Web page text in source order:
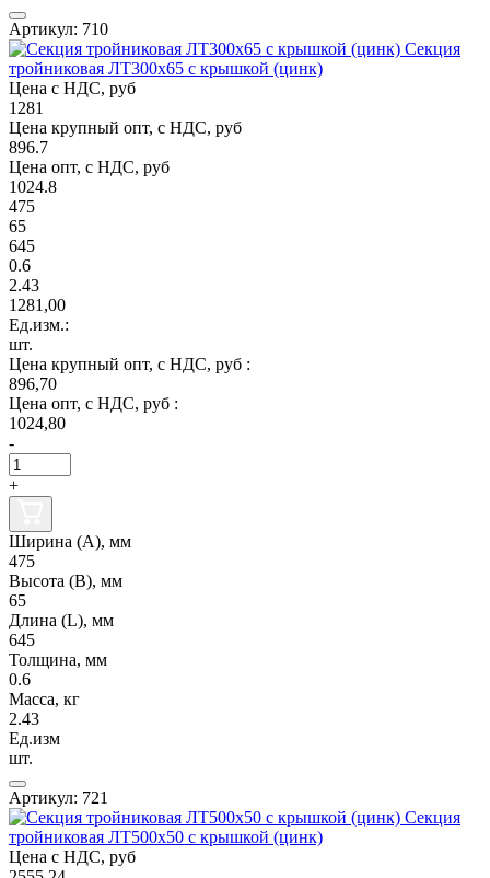
Артикул: 710
Секция
тройниковая ЛТ300х65 с крышкой (цинк)
Цена с НДС, руб
1281
Цена крупный опт, с НДС, руб
896.7
Цена опт, с НДС, руб
1024.8
475
65
645
0.6
2.43
1281,00
Ед.изм.:
шт.
Цена крупный опт, с НДС, руб :
896,70
Цена опт, с НДС, руб :
1024,80
-
+
Ширина (А), мм
475
Высота (В), мм
65
Длина (L), мм
645
Толщина, мм
0.6
Масса, кг
2.43
Ед.изм
шт.
Артикул: 721
Секция
тройниковая ЛТ500х50 с крышкой (цинк)
Цена с НДС, руб